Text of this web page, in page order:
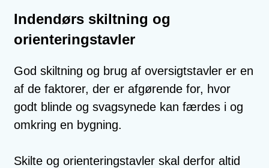
Indendørs skiltning og
orienteringstavler
God skiltning og brug af oversigtstavler er en
af de faktorer, der er afgørende for, hvor
godt blinde og svagsynede kan færdes i og
omkring en bygning.
Skilte og orienteringstavler skal derfor altid